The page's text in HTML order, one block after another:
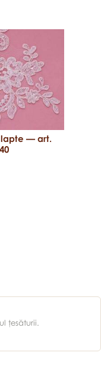
— art.
ţesăturii.